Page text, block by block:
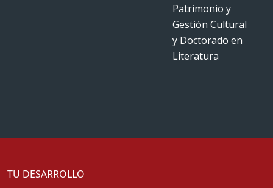
Patrimonio y
Gestión Cultural
y Doctorado en
Literatura
TU DESARROLLO